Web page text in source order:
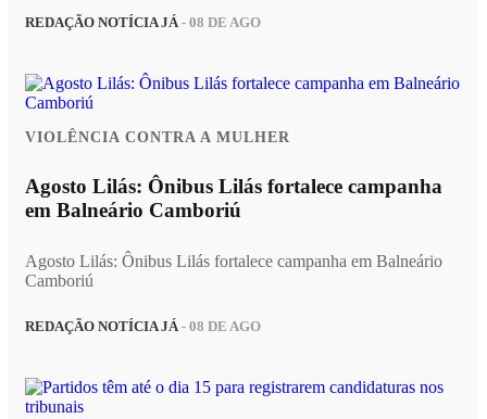
REDAÇÃO NOTÍCIA JÁ- 08 DE AGO
VIOLÊNCIA CONTRA A MULHER
Agosto Lilás: Ônibus Lilás fortalece campanha
em Balneário Camboriú
Agosto Lilás: Ônibus Lilás fortalece campanha em Balneário
Camboriú
REDAÇÃO NOTÍCIA JÁ- 08 DE AGO